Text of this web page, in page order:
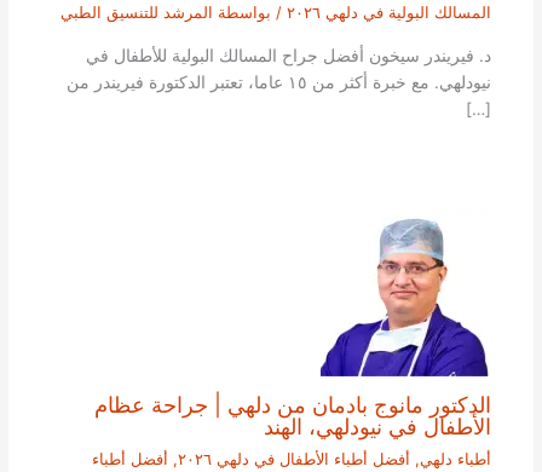
المسالك البولية في دلهي ٢٠٢٦
/ بواسطة المرشد للتنسيق الطبي
د. فيريندر سيخون أفضل جراح المسالك البولية للأطفال في
نيودلهي. مع خبرة أكثر من ١٥ عاما، تعتبر الدكتورة فيريندر من
[…]
الدكتور مانوج بادمان من دلهي | جراحة عظام
الأطفال في نيودلهي، الهند
أطباء دلهي, أفضل أطباء الأطفال في دلهي ٢٠٢٦ , أفضل أطباء